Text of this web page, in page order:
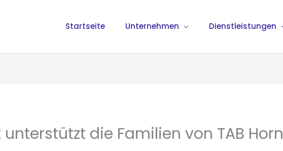
Startseite Unternehmen Dienstleistungen
die Familien von TAB Horn